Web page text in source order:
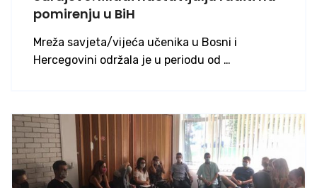
pomirenju u BiH
Mreža savjeta/vijeća učenika u Bosni i
Hercegovini održala je u periodu od …